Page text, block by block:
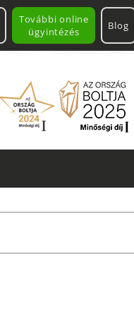
További online
ügyintézés
Blog